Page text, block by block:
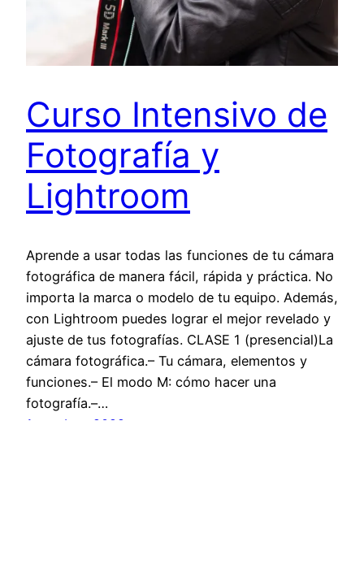
Curso Intensivo de
Fotografía y
Lightroom
Aprende a usar todas las funciones de tu cámara
fotográfica de manera fácil, rápida y práctica. No
importa la marca o modelo de tu equipo. Además,
con Lightroom puedes lograr el mejor revelado y
ajuste de tus fotografías. CLASE 1 (presencial)La
cámara fotográfica.– Tu cámara, elementos y
funciones.– El modo M: cómo hacer una
fotografía.–…
1 octubre, 2022